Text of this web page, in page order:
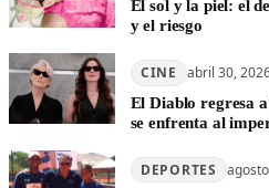
El sol y la piel: el
y el riesgo
CINE abril 30,
El Diablo regresa
se enfrenta al
DEPORTES